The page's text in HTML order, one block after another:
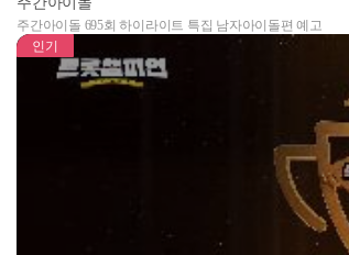
주간아이돌 695회 하이라이트 특집 남자아이돌편 예고
인기